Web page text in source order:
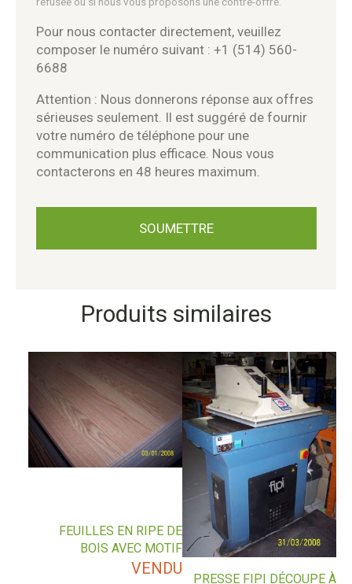
Pour nous contacter directement, veuillez
composer le numéro suivant : +1 (514) 560-
6688
Attention : Nous donnerons réponse aux offres
sérieuses seulement. Il est suggéré de fournir
votre numéro de téléphone pour une
communication plus efficace. Nous vous
contacterons en 48 heures maximum.
Produits similaires
PRESSE FIPI DÉCOUPE À
FEUILLES EN RIPE DE
BOIS AVEC MOTIF
VENDU